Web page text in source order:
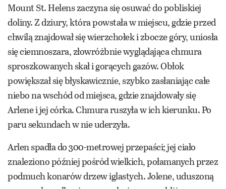
Mount St. Helens zaczyna się osuwać do pobliskiej
doliny. Z dziury, która powstała w miejscu, gdzie przed
chwilą znajdował się wierzchołek i zbocze góry, uniosła
się ciemnoszara, złowróżbnie wyglądająca chmura
sproszkowanych skał i gorących gazów. Obłok
powiększał się błyskawicznie, szybko zasłaniając całe
niebo na wschód od miejsca, gdzie znajdowały się
Arlene i jej córka. Chmura ruszyła w ich kierunku. Po
paru sekundach w nie uderzyła.
Arlen spadła do 300-metrowej przepaści; jej ciało
znaleziono później pośród wielkich, połamanych przez
podmuch konarów drzew iglastych. Jolene, uduszoną